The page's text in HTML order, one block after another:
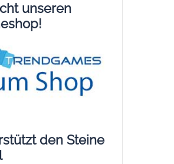
unseren
den Steine